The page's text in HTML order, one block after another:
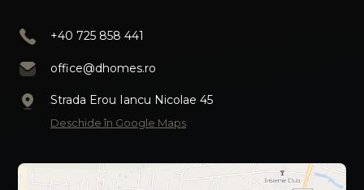
+40 725 858 441
office@dhomes.ro
Strada Erou Iancu Nicolae 45
Deschide în Google Maps